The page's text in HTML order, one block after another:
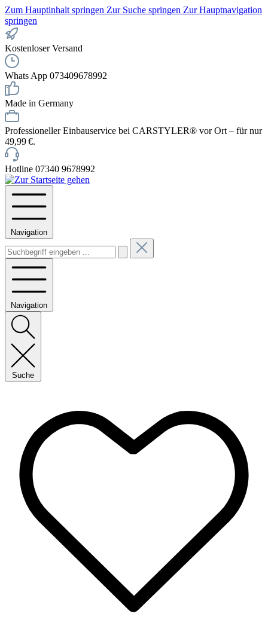
Zum Hauptinhalt springen Zur Suche springen Zur Hauptnavigation
springen
Kostenloser Versand
Whats App 073409678992
Made in Germany
Professioneller Einbauservice bei CARSTYLER® vor Ort – für nur
49,99 €.
Hotline 07340 9678992
Navigation
Navigation
Suche